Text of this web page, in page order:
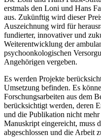
erstmals den Loni und Hans
aus. Zukünftig wird dieser
Auszeichnung wird für
fundierter, innovativer und
Weiterentwicklung der
psychoonkologischen
Angehörigen vergeben.
Es werden Projekte
Umsetzung befinden. Es
Forschungsarbeiten aus dem
berücksichtigt werden, deren
und die Publikation nicht
Manuskript eingereicht, muss
abgeschlossen und die Arbeit